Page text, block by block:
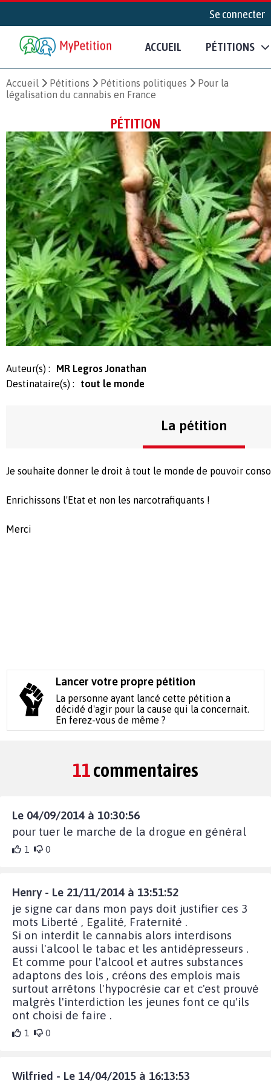
Se connecter
ACCUEIL PÉTITIONS
Accueil Pétitions Pétitions politiques
Pour la
légalisation du cannabis en France
PÉTITION
Auteur(s) :
MR Legros Jonathan
Destinataire(s) :
tout le monde
La pétition
Je souhaite donner le droit à tout le monde de pouvoir
Enrichissons l'Etat et non les narcotrafiquants !
Merci
Lancer votre propre pétition
La personne ayant lancé cette pétition a
décidé d'agir pour la cause qui la concernait.
En ferez-vous de même ?
11commentaires
Le 04/09/2014 à 10:30:56
pour tuer le marche de la drogue en général
1 0
Henry - Le 21/11/2014 à 13:51:52
je signe car dans mon pays doit justifier ces 3
mots Liberté , Egalité, Fraternité .
Si on interdit le cannabis alors interdisons
aussi l'alcool le tabac et les antidépresseurs .
Et comme pour l'alcool et autres substances
adaptons des lois , créons des emplois mais
surtout arrêtons l'hypocrésie car et c'est prouvé
malgrès l'interdiction les jeunes font ce qu'ils
ont choisi de faire .
1 0
Wilfried - Le 14/04/2015 à 16:13:53